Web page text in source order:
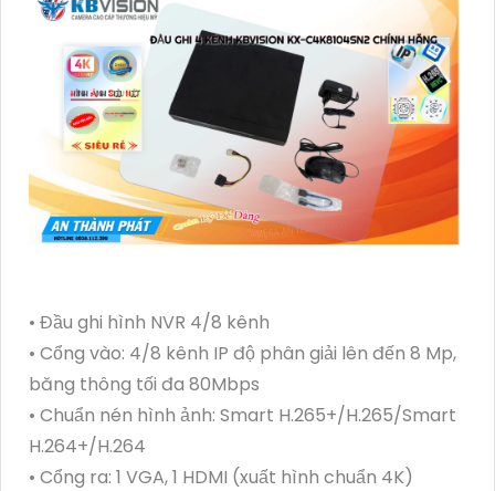
• Đầu ghi hình NVR 4/8 kênh
• Cổng vào: 4/8 kênh IP độ phân giải lên đến 8 Mp,
băng thông tối đa 80Mbps
• Chuẩn nén hình ảnh: Smart H.265+/H.265/Smart
H.264+/H.264
• Cổng ra: 1 VGA, 1 HDMI (xuất hình chuẩn 4K)